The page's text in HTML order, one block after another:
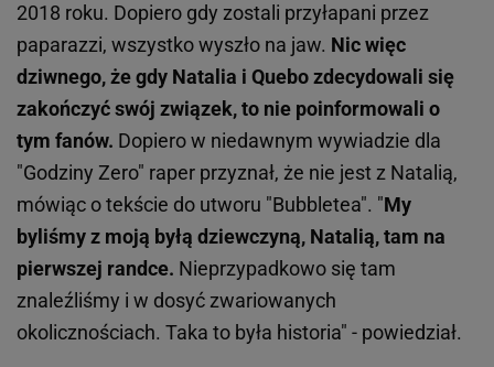
2018 roku. Dopiero gdy zostali przyłapani przez
paparazzi, wszystko wyszło na jaw. Nic więc
dziwnego, że gdy Natalia i Quebo zdecydowali się
zakończyć swój związek, to nie poinformowali o
tym fanów. Dopiero w niedawnym wywiadzie dla
"Godziny Zero" raper przyznał, że nie jest z Natalią,
mówiąc o tekście do utworu "Bubbletea". "My
byliśmy z moją byłą dziewczyną, Natalią, tam na
pierwszej randce. Nieprzypadkowo się tam
znaleźliśmy i w dosyć zwariowanych
okolicznościach. Taka to była historia" - powiedział.